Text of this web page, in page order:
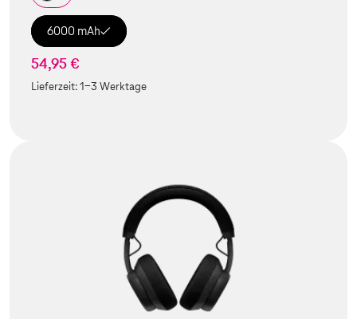
6000 mAh
54,95 €
Lieferzeit:1-3 Werktage